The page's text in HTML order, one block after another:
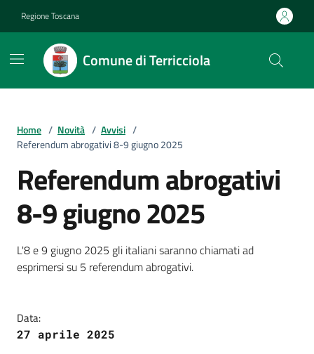
Regione Toscana
Comune di Terricciola
Home / Novità / Avvisi /
Referendum abrogativi 8-9 giugno 2025
Referendum abrogativi
8-9 giugno 2025
Dettagli della notizia
L'8 e 9 giugno 2025 gli italiani saranno chiamati ad
esprimersi su 5 referendum abrogativi.
Data:
27 aprile 2025